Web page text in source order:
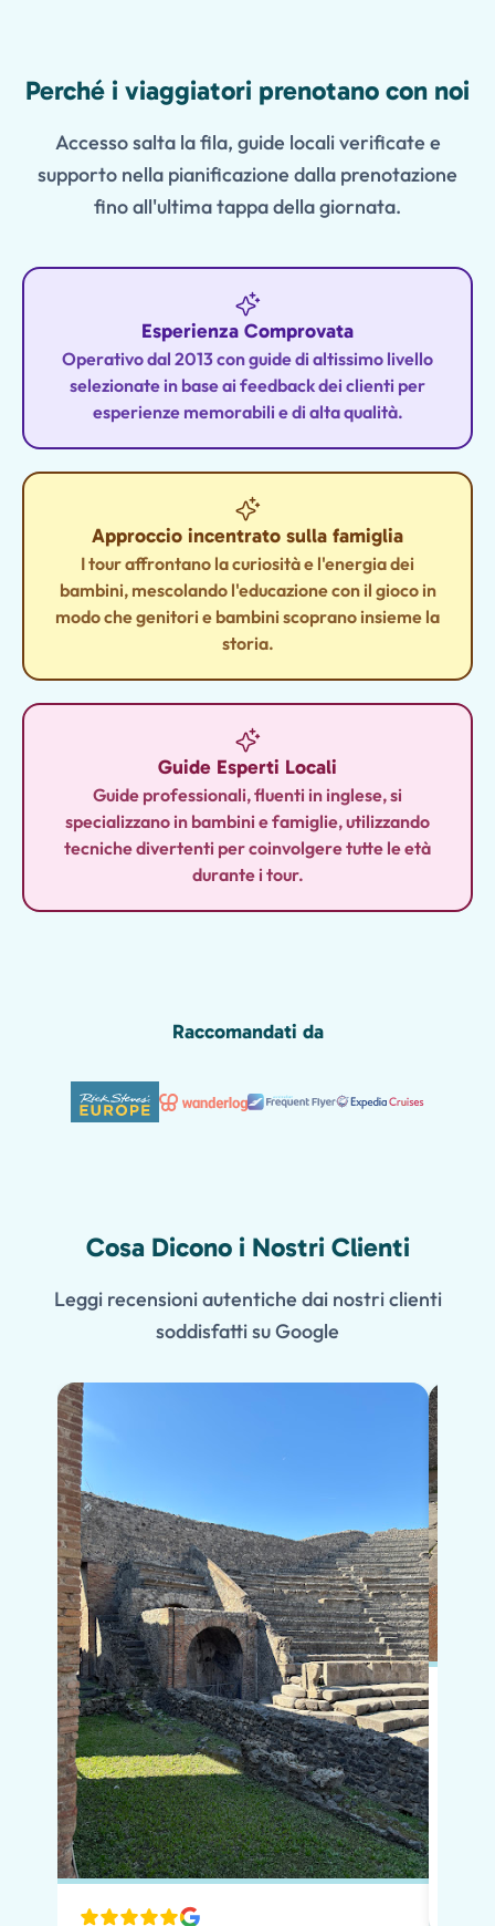
Features
Perché i viaggiatori prenotano con noi
Accesso salta la fila, guide locali verificate e
supporto nella pianificazione dalla prenotazione
fino all'ultima tappa della giornata.
Esperienza Comprovata
Operativo dal 2013 con guide di altissimo livello
selezionate in base ai feedback dei clienti per
esperienze memorabili e di alta qualità.
Approccio incentrato sulla famiglia
I tour affrontano la curiosità e l'energia dei
bambini, mescolando l'educazione con il gioco in
modo che genitori e bambini scoprano insieme la
storia.
Guide Esperti Locali
Guide professionali, fluenti in inglese, si
specializzano in bambini e famiglie, utilizzando
tecniche divertenti per coinvolgere tutte le età
durante i tour.
Raccomandati da
Cosa Dicono i Nostri Clienti
Leggi recensioni autentiche dai nostri clienti
soddisfatti su Google